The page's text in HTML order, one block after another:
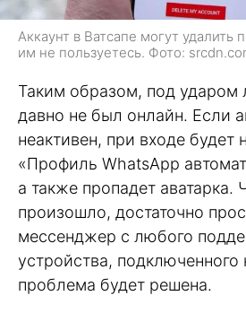
Аккаунт в Ватсапе могут удалить
им не пользуетесь. Фото:
Таким образом, под ударом
давно не был онлайн. Если
неактивен, при входе будет
«Профиль WhatsApp
а также пропадет аватарка.
произошло, достаточно
мессенджер с любого
устройства, подключенного
проблема будет решена.